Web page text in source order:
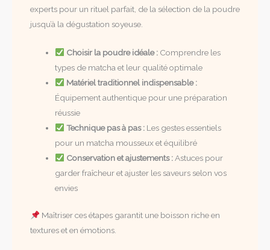
experts pour un rituel parfait, de la sélection de la poudre
jusqu’à la dégustation soyeuse.
Choisir la poudre idéale :Comprendre les
types de matcha et leur qualité optimale
Matériel traditionnel indispensable :
Équipement authentique pour une préparation
réussie
Technique pas à pas :Les gestes essentiels
pour un matcha mousseux et équilibré
Conservation et ajustements :Astuces pour
garder fraîcheur et ajuster les saveurs selon vos
envies
Maîtriser ces étapes garantit une boisson riche en
textures et en émotions.